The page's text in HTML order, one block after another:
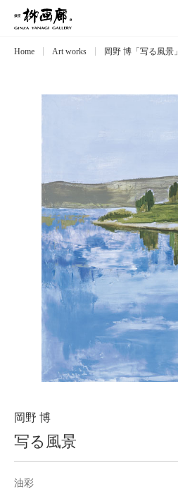
Exhibitions
Artists
Art works
Catalog
Schedule
About
Contact
Purchase assessment
Home Art works 岡野 博「写る風景」
岡野 博
写る風景
油彩